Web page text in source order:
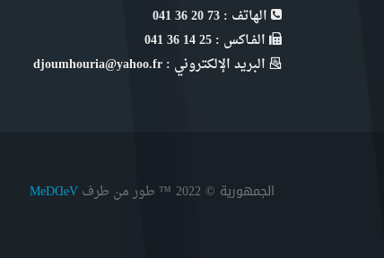
الهاتف : 73 20 36 041
الفـاكس : 25 14 36 041
البريد الإلكتروني : djoumhouria@yahoo.fr
الجمهورية © 2022 ™ طور من طرف MeDⱭeV